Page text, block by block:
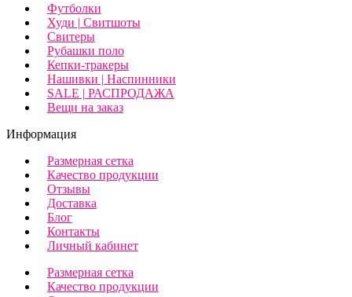
Футболки
Худи | Свитшоты
Свитеры
Рубашки поло
Кепки-тракеры
Нашивки | Наспинники
SALE | РАСПРОДАЖА
Вещи на заказ
Информация
Размерная сетка
Качество продукции
Отзывы
Доставка
Блог
Контакты
Личный кабинет
Размерная сетка
Качество продукции